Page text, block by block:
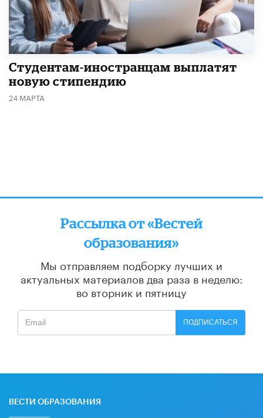
Студентам-иностранцам выплатят
новую стипендию
24 МАРТА
Рассылка от «Вестей
образования»
Мы отправляем подборку лучших и
актуальных материалов два раза в неделю:
во вторник и пятницу
ПОДПИСАТЬСЯ
ВЕСТИ ОБРАЗОВАНИЯ